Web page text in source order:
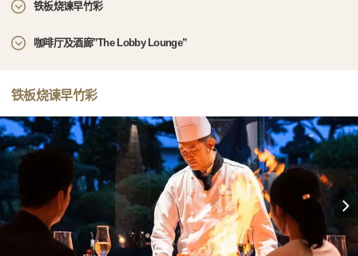
铁板烧谏早竹彩
咖啡厅及酒廊”The Lobby Lounge”
铁板烧谏早竹彩